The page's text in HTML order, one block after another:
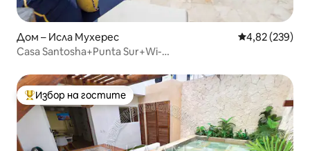
Дом – Исла Мухерес Средна
4,82 (239)
Casa Santosha+Punta Sur+Wi-
Най-популярен избор на гостите
Избор на гостите